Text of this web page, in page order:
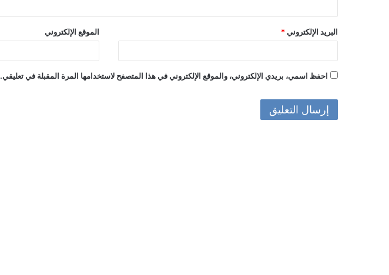
البريد الإلكتروني * الموقع الإلكتروني
احفظ اسمي، بريدي الإلكتروني، والموقع الإلكتروني في هذا المتصفح لاستخدامها المرة المقبلة في تعليقي.